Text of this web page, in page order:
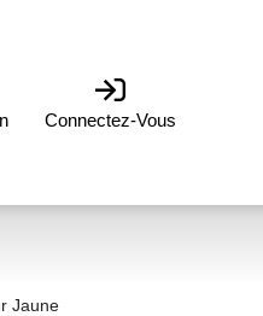
Connectez-Vous
Jaune